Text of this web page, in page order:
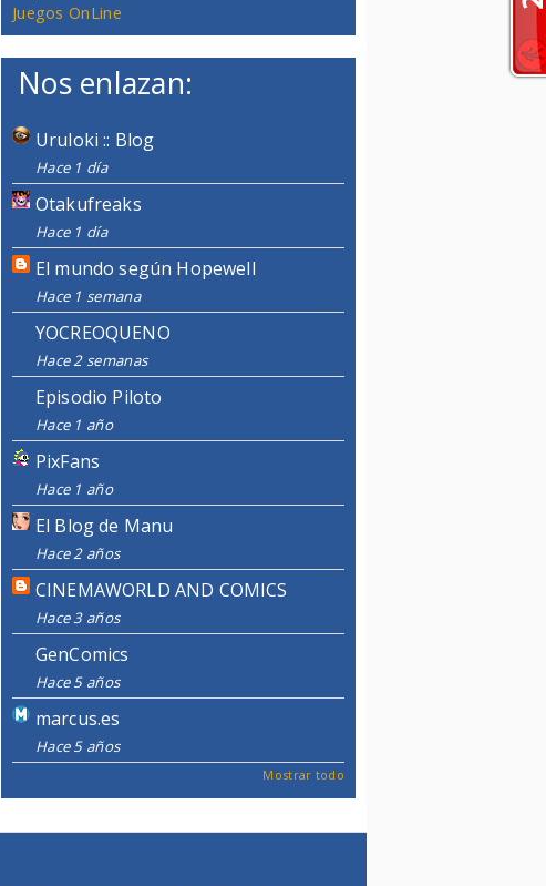
Juegos OnLine
Nos enlazan:
Uruloki :: Blog
Hace 1 día
Otakufreaks
Hace 1 día
El mundo según Hopewell
Hace 1 semana
YOCREOQUENO
Hace 2 semanas
Episodio Piloto
Hace 1 año
PixFans
Hace 1 año
El Blog de Manu
Hace 2 años
CINEMAWORLD AND COMICS
Hace 3 años
GenComics
Hace 5 años
marcus.es
Hace 5 años
Mostrar todo